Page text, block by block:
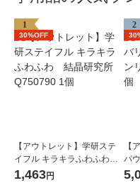
1
30%OFF
【アウトレット】学研ステ
イフル キラキラふわふわ
結晶研究所 Q750790 1個
1,463円
2
【
パ
ラ